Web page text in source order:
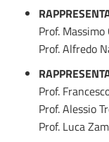
Prof.
Prof. Alfredo
Prof.
Prof. Alessio
Prof. Luca